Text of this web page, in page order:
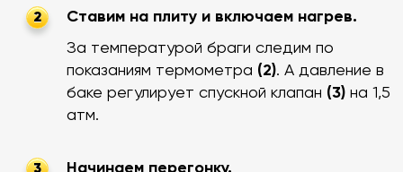
2
Ставим на плиту и включаем нагрев.
За температурой браги следим по
показаниям термометра (2). А давление в
баке регулирует спускной клапан (3) на 1,5
атм.
Начинаем перегонку.